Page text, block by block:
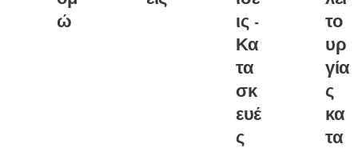
ώ
ις -
Κα
τα
σκ
ευέ
ς
το
υρ
γία
ς
κα
τα